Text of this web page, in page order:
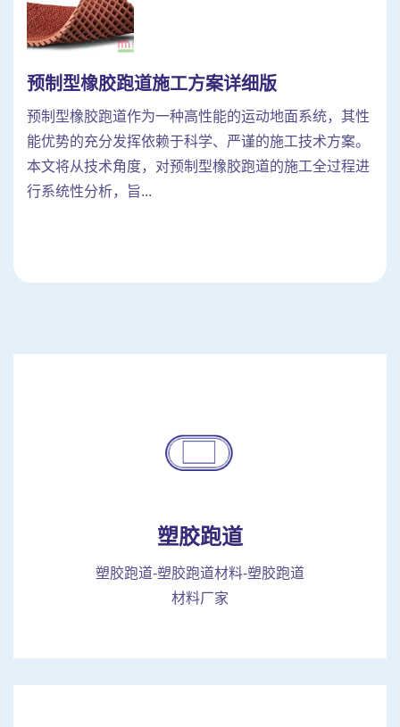
预制型橡胶跑道施工方案详细版
预制型橡胶跑道作为一种高性能的运动地面系统，其性
能优势的充分发挥依赖于科学、严谨的施工技术方案。
本文将从技术角度，对预制型橡胶跑道的施工全过程进
行系统性分析，旨...
塑胶跑道
塑胶跑道-塑胶跑道材料-塑胶跑道
材料厂家